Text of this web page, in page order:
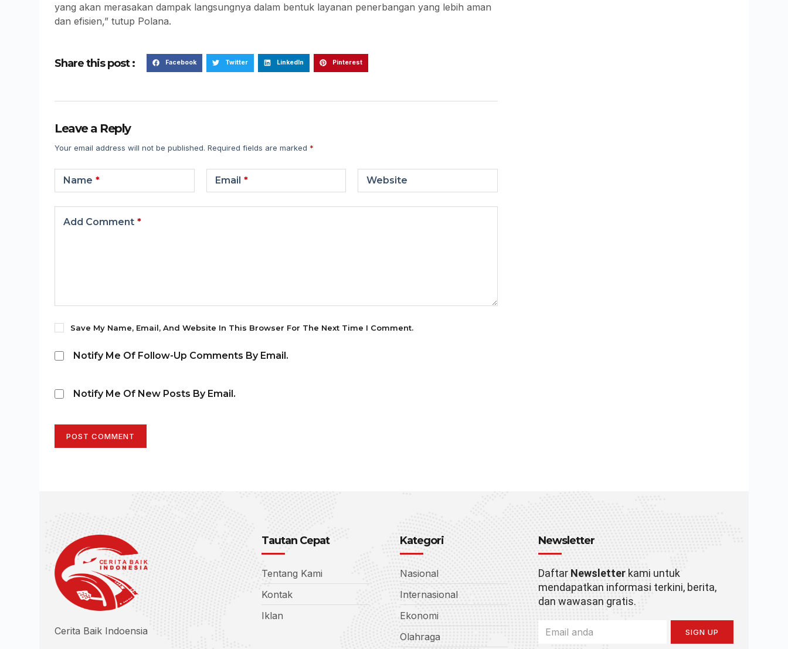
yang akan merasakan dampak langsungnya dalam bentuk layanan penerbangan yang lebih aman
dan efisien,” tutup Polana.
Share this post : Facebook Twitter LinkedIn Pinterest
Leave a Reply
Your email address will not be published. Required fields are marked *
Name * Email * Website
Add Comment *
Save My Name, Email, And Website In This Browser For The Next Time I Comment.
Notify Me Of Follow-Up Comments By Email.
Notify Me Of New Posts By Email.
POST COMMENT
Cerita Baik Indoensia
Tautan Cepat
Tentang Kami
Kontak
Iklan
Kategori
Nasional
Internasional
Ekonomi
Olahraga
Newsletter
Daftar Newsletterkami untuk
mendapatkan informasi terkini, berita,
dan wawasan gratis.
SIGN UP